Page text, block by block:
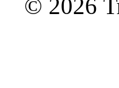
© 2026